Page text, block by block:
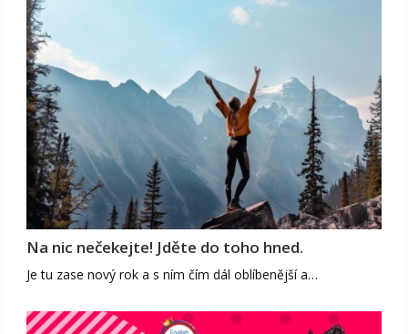
Na nic nečekejte! Jděte do toho hned.
Je tu zase nový rok a s ním čím dál oblíbenější a…